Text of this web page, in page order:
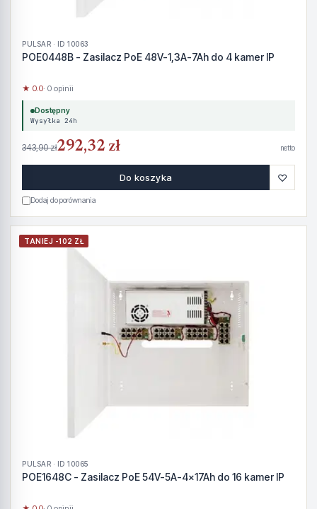
PULSAR · ID 10063
POE0448B - Zasilacz PoE 48V-1,3A-7Ah do 4 kamer IP
★ 0.0· 0 opinii
Dostępny
Wysyłka 24h
343,90 zł292,32 zł netto
Do koszyka ♡
Dodaj do porównania
TANIEJ -102 ZŁ
PULSAR · ID 10065
POE1648C - Zasilacz PoE 54V-5A-4x17Ah do 16 kamer IP